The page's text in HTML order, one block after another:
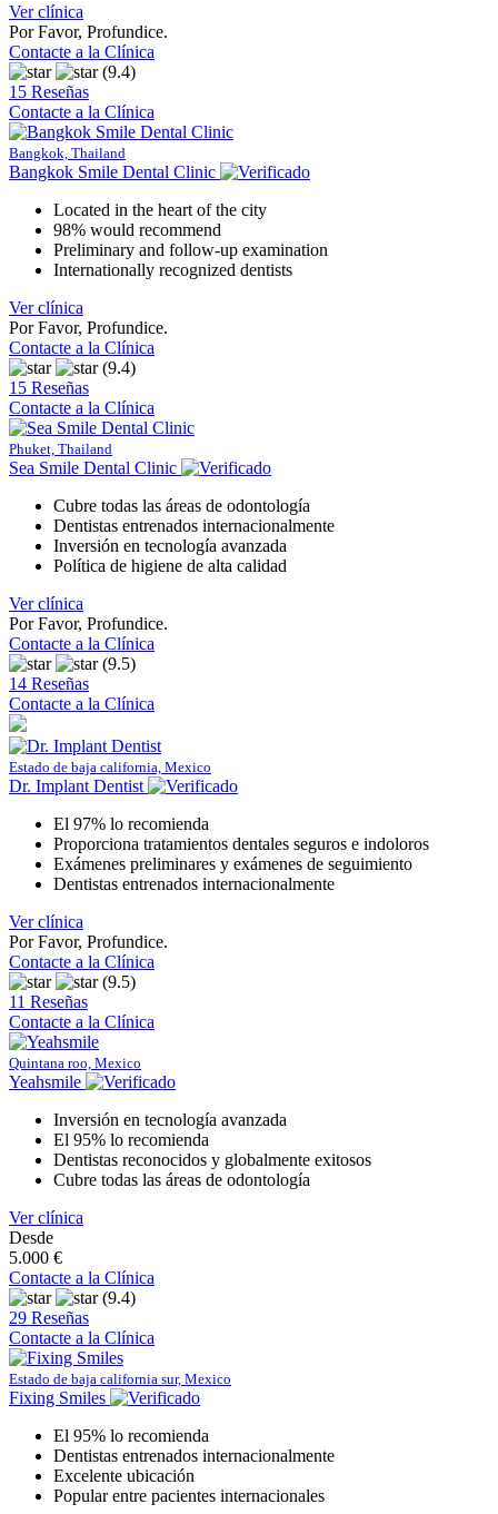
Ver clínica
Por Favor, Profundice.
Contacte a la Clínica
(9.4)
15 Reseñas
Contacte a la Clínica
Bangkok, Thailand
Bangkok Smile Dental Clinic
Located in the heart of the city
98% would recommend
Preliminary and follow-up examination
Internationally recognized dentists
Ver clínica
Por Favor, Profundice.
Contacte a la Clínica
(9.4)
15 Reseñas
Contacte a la Clínica
Phuket, Thailand
Sea Smile Dental Clinic
Cubre todas las áreas de odontología
Dentistas entrenados internacionalmente
Inversión en tecnología avanzada
Política de higiene de alta calidad
Ver clínica
Por Favor, Profundice.
Contacte a la Clínica
(9.5)
14 Reseñas
Contacte a la Clínica
Estado de baja california, Mexico
Dr. Implant Dentist
El 97% lo recomienda
Proporciona tratamientos dentales seguros e indoloros
Exámenes preliminares y exámenes de seguimiento
Dentistas entrenados internacionalmente
Ver clínica
Por Favor, Profundice.
Contacte a la Clínica
(9.5)
11 Reseñas
Contacte a la Clínica
Quintana roo, Mexico
Yeahsmile
Inversión en tecnología avanzada
El 95% lo recomienda
Dentistas reconocidos y globalmente exitosos
Cubre todas las áreas de odontología
Ver clínica
Desde
5.000 €
Contacte a la Clínica
(9.4)
29 Reseñas
Contacte a la Clínica
Estado de baja california sur, Mexico
Fixing Smiles
El 95% lo recomienda
Dentistas entrenados internacionalmente
Excelente ubicación
Popular entre pacientes internacionales